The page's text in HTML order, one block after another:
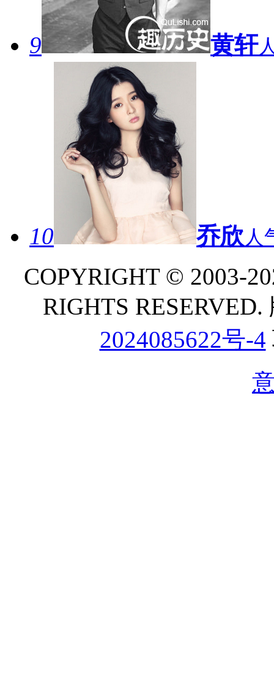
9 黄轩
10 乔欣人
COPYRIGHT © 2003-
RIGHTS
2024085622号-4